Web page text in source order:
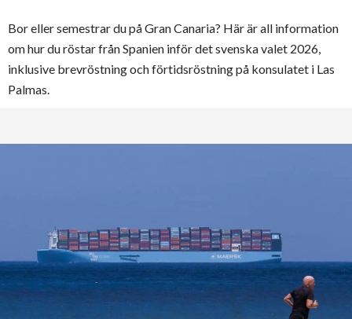
Bor eller semestrar du på Gran Canaria? Här är all information
om hur du röstar från Spanien inför det svenska valet 2026,
inklusive brevröstning och förtidsröstning på konsulatet i Las
Palmas.